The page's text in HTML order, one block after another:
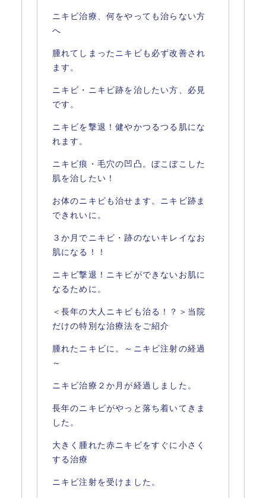
ニキビ治療、何をやっても治らない方
へ
腫れてしまったニキビも必ず改善され
ます。
ニキビ・ニキビ跡を治したい方、必見
です。
ニキビを撃退！健やかつるつる肌にな
れます。
ニキビ痕・毛穴の凹凸。ぼこぼこした
肌を治したい！
お体のニキビも治せます。ニキビ跡ま
できれいに。
３か月でニキビ・跡のないキレイなお
肌になる！！
ニキビ撃退！ニキビができないお肌に
なるために。
＜長年の大人ニキビも治る！？＞当院
だけの特別な治療法をご紹介
腫れたニキビに。～ニキビ注射の経過
～
ニキビ治療２か月が経過しました。
長年のニキビがやっと落ち着いてきま
した。
大きく腫れた赤ニキビをすぐに小さく
する治療
ニキビ注射を受けました。